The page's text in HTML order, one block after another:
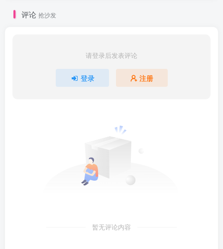
评论 抢沙发
请登录后发表评论
登录 注册
暂无评论内容